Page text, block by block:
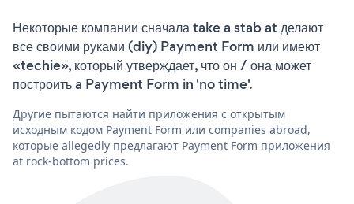
Некоторые компании сначала take a stab at делают
все своими руками (diy) Payment Form или имеют
«techie», который утверждает, что он / она может
построить a Payment Form in 'no time'.
Другие пытаются найти приложения с открытым
исходным кодом Payment Form или companies abroad,
которые allegedly предлагают Payment Form приложения
at rock-bottom prices.